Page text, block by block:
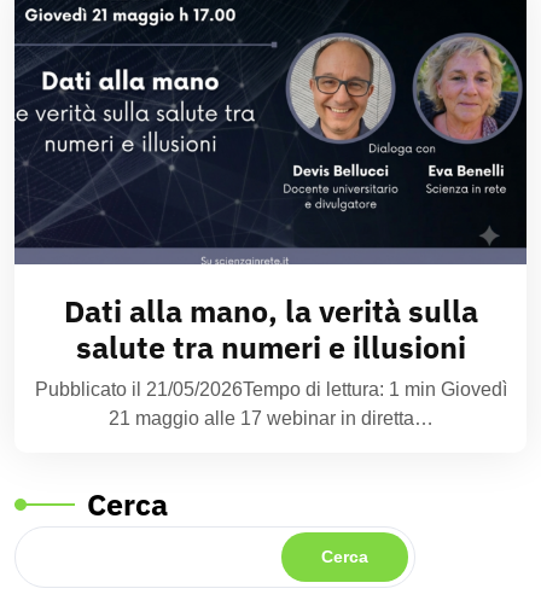
Dati alla mano, la verità sulla
salute tra numeri e illusioni
Pubblicato il 21/05/2026Tempo di lettura: 1 min Giovedì
21 maggio alle 17 webinar in diretta…
Cerca
Cerca